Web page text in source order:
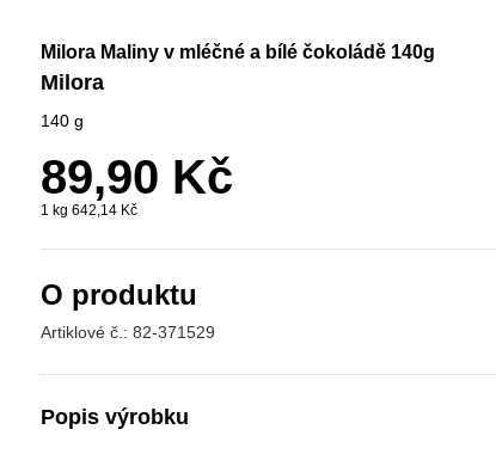
Milora Maliny v mléčné a bílé čokoládě 140g
Milora
140 g
89,90 Kč
1 kg 642,14 Kč
O produktu
Artiklové č.: 82-371529
Popis výrobku